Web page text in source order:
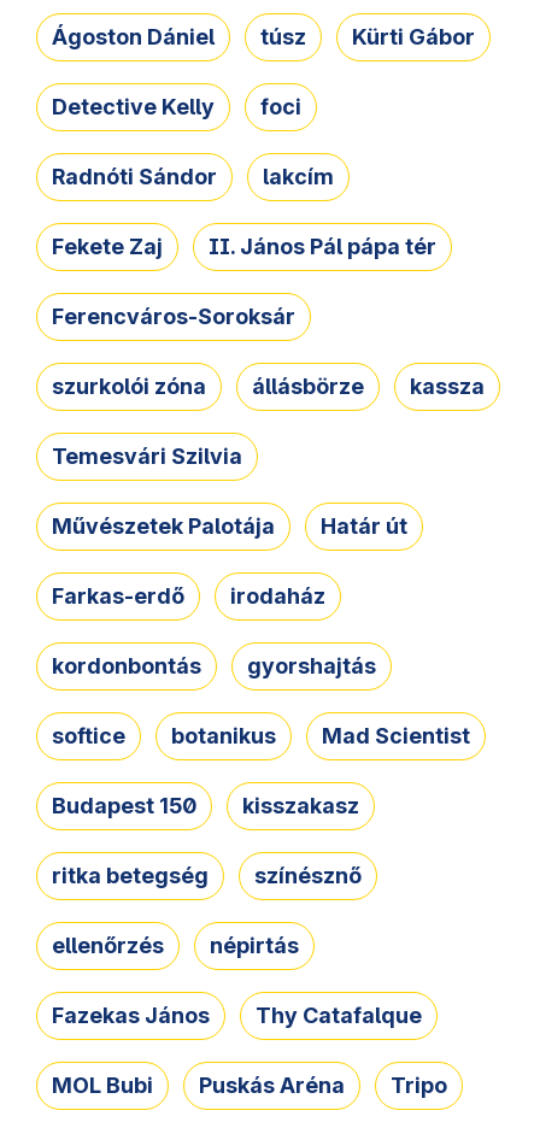
Ágoston Dániel túsz Kürti Gábor
Detective Kelly foci
Radnóti Sándor lakcím
Fekete Zaj II. János Pál pápa tér
Ferencváros-Soroksár
szurkolói zóna állásbörze kassza
Temesvári Szilvia
Művészetek Palotája Határ út
Farkas-erdő irodaház
kordonbontás gyorshajtás
softice botanikus Mad Scientist
Budapest 150 kisszakasz
ritka betegség színésznő
ellenőrzés népirtás
Fazekas János Thy Catafalque
MOL Bubi Puskás Aréna Tripo